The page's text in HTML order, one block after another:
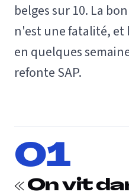
belges sur 10. La
n'est une fatalité,
en quelques
refonte SAP.
01
« On vit